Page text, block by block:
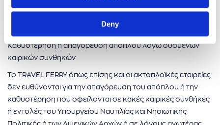
Deny
ενέργεια ακύρωσης/αλλαγής ακτοπλοϊκού εισιτηρίου.
Καθυστέρηση ή απαγόρευση απόπλου λόγω δυσμενών
καιρικών συνθηκών
Το TRAVEL FERRY όπως επίσης και οι ακτοπλοϊκές εταιρείες
δεν ευθύνονται για την απαγόρευση του απόπλου ή την
καθυστέρηση που οφείλονται σε κακές καιρικές συνθήκες
ή εντολές του Υπουργείου Ναυτιλίας και Νησιωτικής
Πολιτικής ή των Λιμενικών Αρχών ή σε λόγους ανωτέρας